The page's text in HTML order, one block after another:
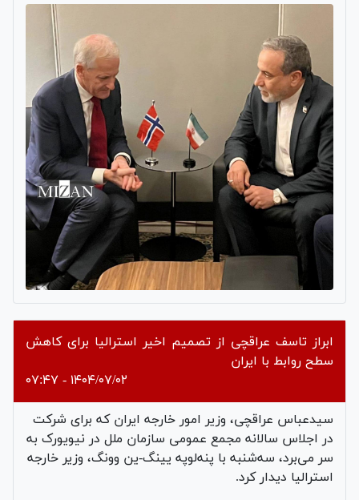
ابراز تاسف عراقچی از تصمیم اخیر استرالیا برای کاهش
سطح روابط با ایران
۱۴۰۴/۰۷/۰۲ - ۰۷:۴۷
سیدعباس عراقچی، وزیر امور خارجه ایران که برای شرکت
در اجلاس سالانه مجمع عمومی سازمان ملل در نیویورک به
سر می‌برد، سه‌شنبه با پنه‌لوپه یینگ-ین وونگ، وزیر خارجه
استرالیا دیدار کرد.